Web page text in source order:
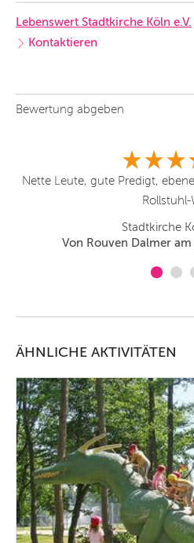
Lebenswert Stadtkirche Köln e.V.
Kontaktieren
Bewertung abgeben
Nette Leute, gute Predigt,
Rollstuhl-
Stadtkirche
Von Rouven Dalmer
ÄHNLICHE AKTIVITÄTEN